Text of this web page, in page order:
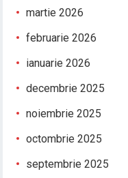
martie 2026
februarie 2026
ianuarie 2026
decembrie 2025
noiembrie 2025
octombrie 2025
septembrie 2025